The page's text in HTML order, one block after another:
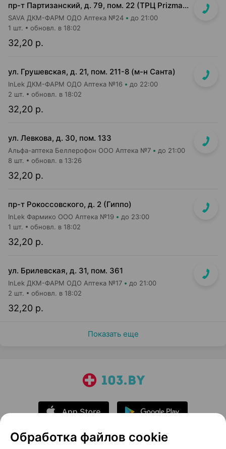
пр-т Партизанский, д. 79, пом. 22 (ТРЦ Prizma, 1 этаж вход возле м-на КРАВТ)
SAVA ДКМ-ФАРМ ОДО Аптека №24 до 21:00
32,20 р.
1 шт. обновл. в 18:02
ул. Грушевская, д. 21, пом. 211-8 (м-н Санта)
InLek ДКМ-ФАРМ ОДО Аптека №16 до 22:00
32,20 р.
2 шт. обновл. в 18:02
ул. Левкова, д. 30, пом. 133
Альфа-аптека Беллерофон ООО Аптека №7 до 21:00
32,20 р.
8 шт. обновл. в 13:26
пр-т Рокоссовского, д. 2 (Гиппо)
InLek Фармико ООО Аптека №19 до 23:00
32,20 р.
1 шт. обновл. в 18:02
ул. Брилевская, д. 31, пом. 361
InLek ДКМ-ФАРМ ОДО Аптека №17 до 21:00
32,20 р.
2 шт. обновл. в 18:02
Показать еще
Обработка файлов cookie